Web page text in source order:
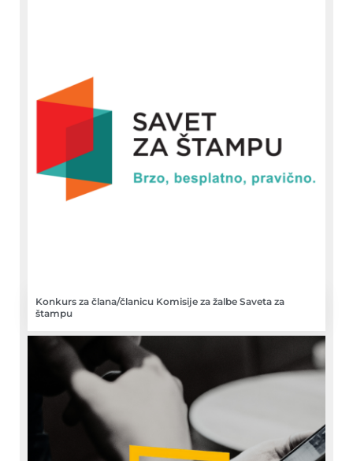
Konkurs za člana/članicu Komisije za žalbe Saveta za
štampu